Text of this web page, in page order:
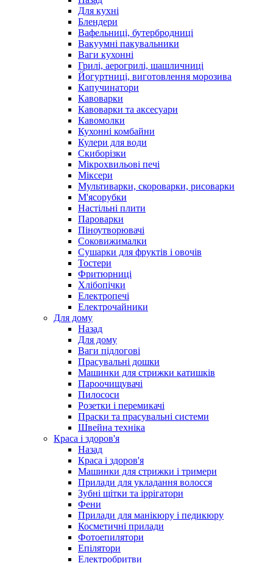
Для кухні
Блендери
Вафельниці, бутербродниці
Вакуумні пакувальники
Ваги кухонні
Грилі, аерогрилі, шашличниці
Йогуртниці, виготовлення морозива
Капучинатори
Кавоварки
Кавоварки та аксесуари
Кавомолки
Кухонні комбайни
Кулери для води
Скиборізки
Мікрохвильові печі
Міксери
Мультиварки, скороварки, рисоварки
М'ясорубки
Настільні плити
Пароварки
Піноутворювачі
Соковижималки
Сушарки для фруктів і овочів
Тостери
Фритюрниці
Хлібопічки
Електропечі
Електрочайники
Для дому
Назад
Для дому
Ваги підлогові
Прасувальні дошки
Машинки для стрижки катишків
Пароочищувачі
Пилососи
Розетки і перемикачі
Праски та прасувальні системи
Швейна техніка
Краса і здоров'я
Назад
Краса і здоров'я
Машинки для стрижки і тримери
Прилади для укладання волосся
Зубні щітки та іррігатори
Фени
Прилади для манікюру і педикюру
Косметичні прилади
Фотоепилятори
Епілятори
Електробритви